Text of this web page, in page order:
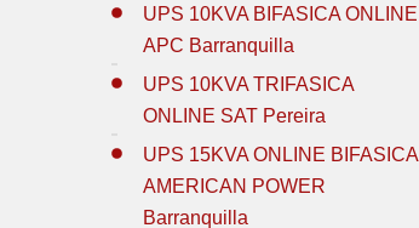
UPS 10KVA BIFASICA ONLINE
APC Barranquilla
UPS 10KVA TRIFASICA
ONLINE SAT Pereira
UPS 15KVA ONLINE BIFASICA
AMERICAN POWER
Barranquilla